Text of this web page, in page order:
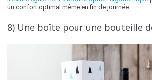
un confort optimal même en fin de journée.
8) Une boîte pour une bouteille